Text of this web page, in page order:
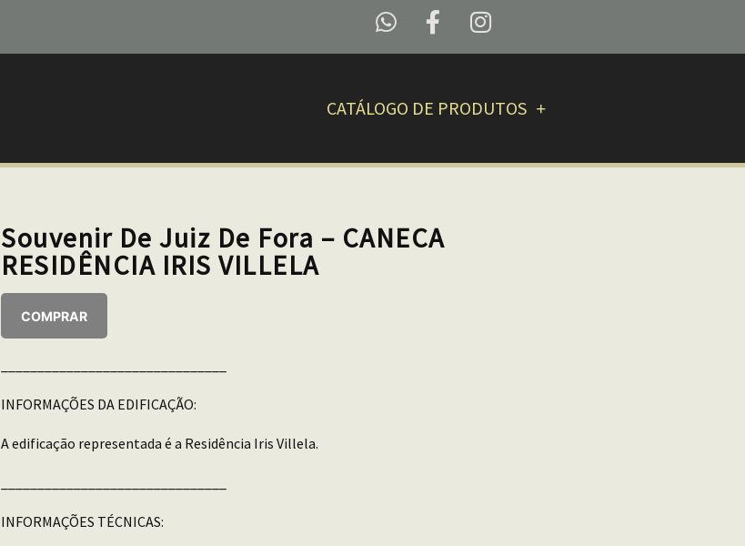
CATÁLOGO DE PRODUTOS
Souvenir De Juiz De Fora – CANECA
RESIDÊNCIA IRIS VILLELA
COMPRAR
INFORMAÇÕES DA EDIFICAÇÃO:
A edificação representada é a Residência Iris Villela.
INFORMAÇÕES TÉCNICAS: